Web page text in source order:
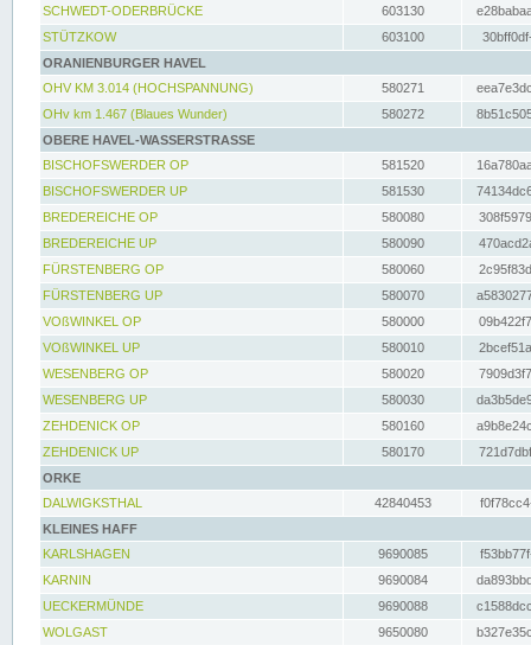
SCHWEDT-ODERBRÜCKE
603130
STÜTZKOW
603100
ORANIENBURGER HAVEL
OHV KM 3.014 (HOCHSPANNUNG)
580271
OHv km 1.467 (Blaues Wunder)
580272
OBERE HAVEL-WASSERSTRASSE
BISCHOFSWERDER OP
581520
BISCHOFSWERDER UP
581530
BREDEREICHE OP
580080
BREDEREICHE UP
580090
FÜRSTENBERG OP
580060
FÜRSTENBERG UP
580070
VOßWINKEL OP
580000
VOßWINKEL UP
580010
WESENBERG OP
580020
WESENBERG UP
580030
ZEHDENICK OP
580160
ZEHDENICK UP
580170
ORKE
DALWIGKSTHAL
42840453
KLEINES HAFF
KARLSHAGEN
9690085
KARNIN
9690084
UECKERMÜNDE
9690088
WOLGAST
9650080